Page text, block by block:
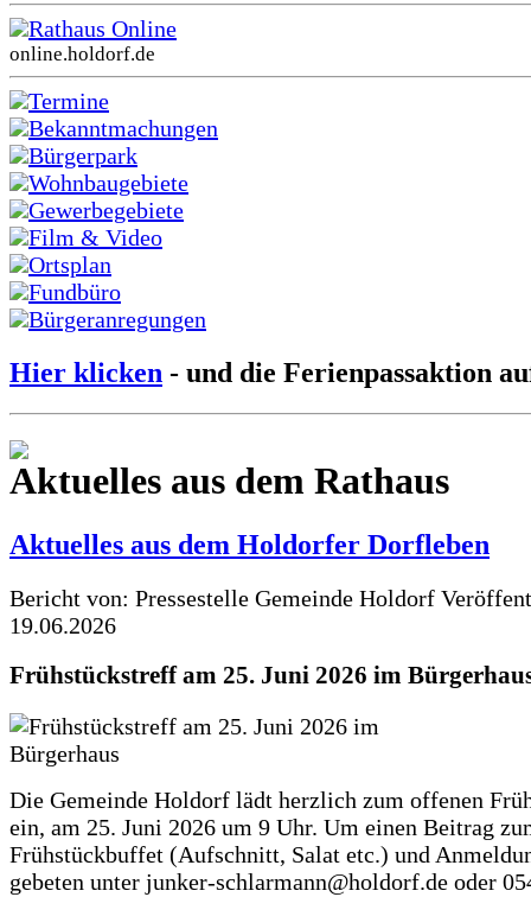
Rathaus Online
online.holdorf.de
Termine
Bekanntmachungen
Bürgerpark
Wohnbaugebiete
Gewerbegebiete
Film & Video
Ortsplan
Fundbüro
Bürgeranregungen
Hier klicken - und die Ferienpassaktion
Aktuelles aus dem Rathaus
Aktuelles aus dem Holdorfer Dorfleben
Bericht von: Pressestelle Gemeinde Holdorf
19.06.2026
Frühstückstreff am 25. Juni 2026 im
Die Gemeinde Holdorf lädt herzlich zum offenen
ein, am 25. Juni 2026 um 9 Uhr. Um einen Beitrag
Frühstückbuffet (Aufschnitt, Salat etc.) und
gebeten unter junker-schlarmann@holdorf.de oder